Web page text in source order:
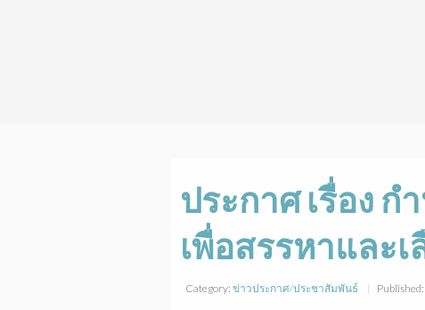
ประกาศ เรื่อง
เพื่อสรรหาและ
Category: ข่าวประกาศ/ประชาสัมพันธ์